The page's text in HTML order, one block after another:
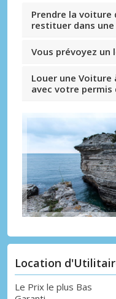
Prendre la voiture
restituer dans
Vous prévoyez un
Louer une Voiture
avec votre
Location
Le Prix le plus Bas